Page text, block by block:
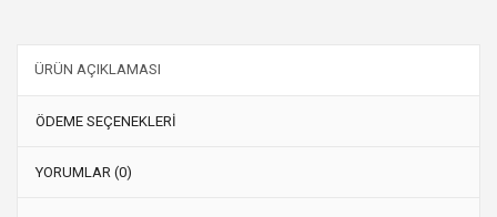
ÜRÜN AÇIKLAMASI
ÖDEME SEÇENEKLERİ
YORUMLAR (0)